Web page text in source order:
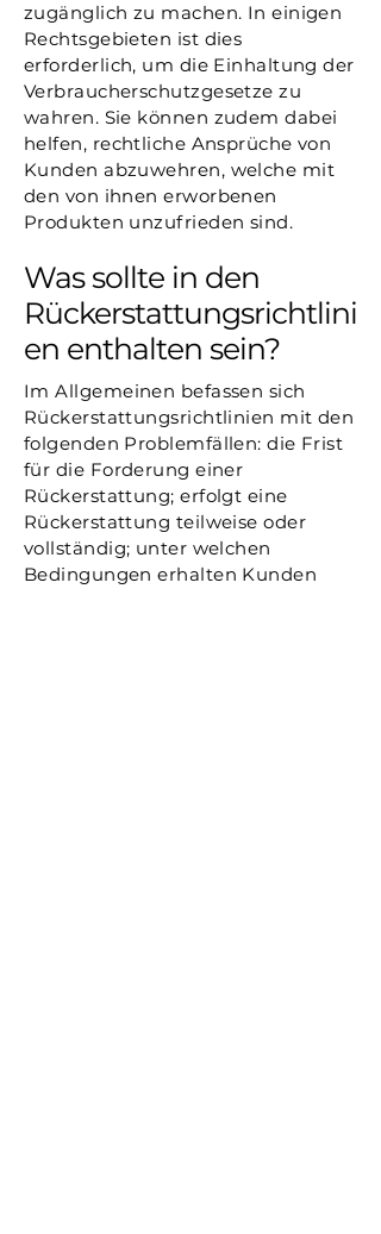
zugänglich zu machen. In einigen
Rechtsgebieten ist dies
erforderlich, um die Einhaltung der
Verbraucherschutzgesetze zu
wahren. Sie können zudem dabei
helfen, rechtliche Ansprüche von
Kunden abzuwehren, welche mit
den von ihnen erworbenen
Produkten unzufrieden sind.
Was sollte in den
Rückerstattungsrichtlini
en enthalten sein?
Im Allgemeinen befassen sich
Rückerstattungsrichtlinien mit den
folgenden Problemfällen: die Frist
für die Forderung einer
Rückerstattung; erfolgt eine
Rückerstattung teilweise oder
vollständig; unter welchen
Bedingungen erhalten Kunden